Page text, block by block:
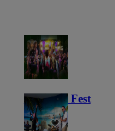
Haunted Fest
58